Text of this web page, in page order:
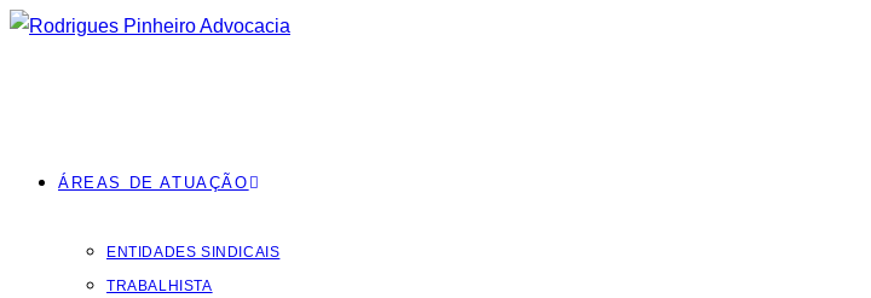
Ir
ÁREAS DE ATUAÇÃO
ENTIDADES SINDICAIS
TRABALHISTA